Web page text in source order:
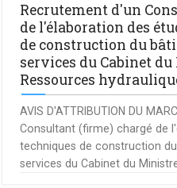
Recrutement d'un
de l'élaboration des
de construction du
services du Cabinet
Ressources
AVIS D'ATTRIBUTION DU
Consultant (firme) chargé de
techniques de construction
services du Cabinet du